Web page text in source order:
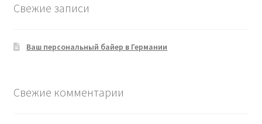
Свежие записи
Ваш персональный байер в Германии
Свежие комментарии